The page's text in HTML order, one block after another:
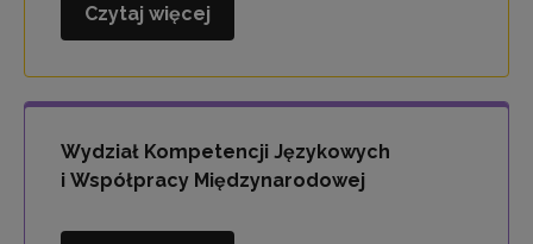
Wydział
Zawodowego
i
Zawodowego
Czytaj więcej
Wydział Kompetencji Językowych
i Współpracy Międzynarodowej